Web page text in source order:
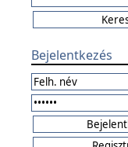
Bejelentkezés